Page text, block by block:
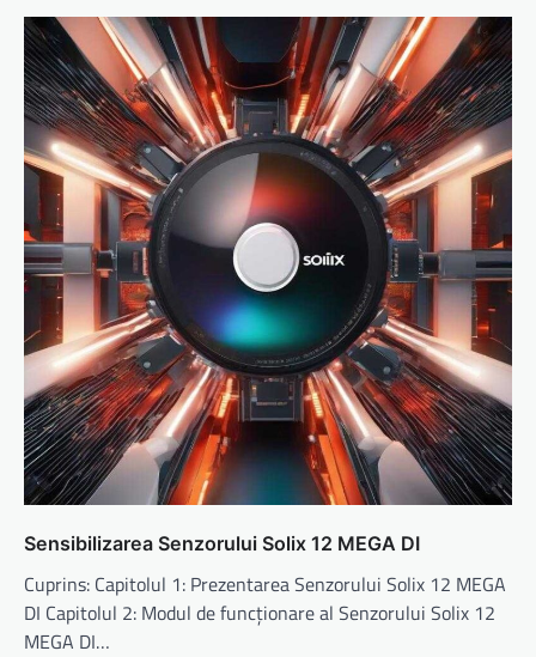
Sensibilizarea Senzorului Solix 12 MEGA DI
Cuprins: Capitolul 1: Prezentarea Senzorului Solix 12 MEGA
DI Capitolul 2: Modul de funcționare al Senzorului Solix 12
MEGA DI…